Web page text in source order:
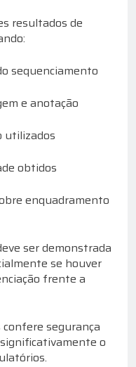
resultados de
sequenciamento
e anotação
utilizados
obtidos
enquadramento
ser demonstrada
se houver
frente a
segurança
o